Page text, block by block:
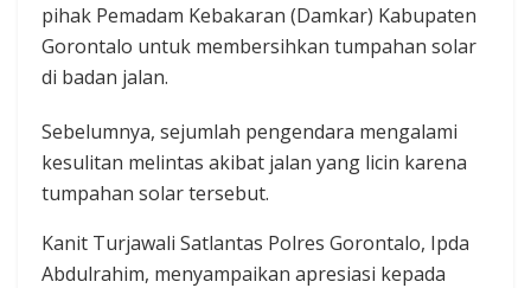
pihak Pemadam Kebakaran (Damkar) Kabupaten
Gorontalo untuk membersihkan tumpahan solar
di badan jalan.
Sebelumnya, sejumlah pengendara mengalami
kesulitan melintas akibat jalan yang licin karena
tumpahan solar tersebut.
Kanit Turjawali Satlantas Polres Gorontalo, Ipda
Abdulrahim, menyampaikan apresiasi kepada